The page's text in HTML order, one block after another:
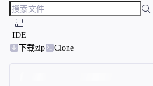
IDE
下载zip
Clone